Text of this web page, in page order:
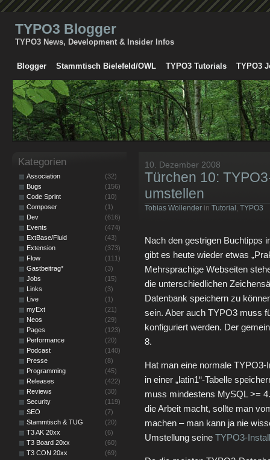
TYPO3 Blogger
TYPO3 News, Development & Insider Infos
Blogger Stammtisch Bielefeld/OWL TYPO3 Tutorials TYPO3
10. Dezember 2008
Türchen 10:
umstellen
Tobias Wollender in Tutorial , TYPO3
Nach den gestrigen Buchtipps
gibt es heute wieder etwas
Mehrsprachige Webseiten
die unterschiedlichen
Datenbank speichern zu
sein. Aber auch TYPO3 muss
konfiguriert werden. Der
8.
Hat man eine normale
in einer „latin1“-Tabelle
muss mindestens MySQL >=
die Arbeit macht, sollte man
machen – man kann ja nie
Umstellung seine TYPO3-
Kategorien
Association
(32)
Bugs
(156)
Code Sprint
(10)
Composer
(1)
Dev
(616)
Events
(474)
ExtBase/Fluid
(43)
Extension
(373)
Flow
(111)
Gastbeitrag*
(3)
Jobs
(15)
Links
(3)
Live
(1)
myExt
(21)
Neos
(29)
Pages
(123)
Performance
(20)
Podcast
(140)
Presse
(8)
Programming
(45)
Releases
(422)
Reviews
(30)
Security
(119)
SEO
(7)
Stammtisch & TUG
(20)
T3 AK 20xx
(6)
T3 Board 20xx
(60)
T3 CON 20xx
(69)